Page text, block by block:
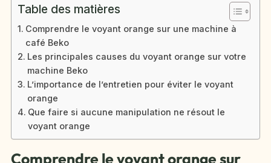
Table des matières
Comprendre le voyant orange sur une machine à
café Beko
Les principales causes du voyant orange sur votre
machine Beko
L’importance de l’entretien pour éviter le voyant
orange
Que faire si aucune manipulation ne résout le
voyant orange
Comprendre le voyant orange sur